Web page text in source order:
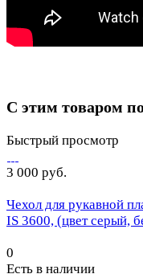
С этим товаром
Быстрый просмотр
3 000 руб.
Чехол для рукавной
IS 3600, (цвет серый,
0
Есть в наличии